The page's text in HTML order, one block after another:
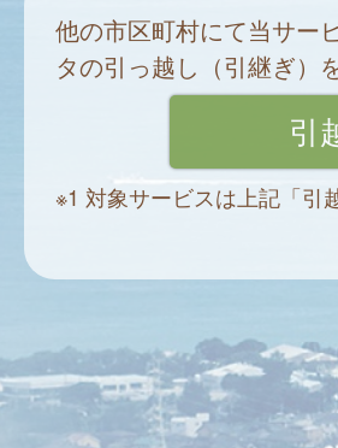
他の市区町村にて当サー
タの引っ越し（引継ぎ）
※1 対象サービスは上記「引